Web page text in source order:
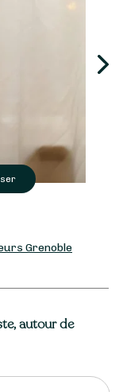
Grenoble
autour de